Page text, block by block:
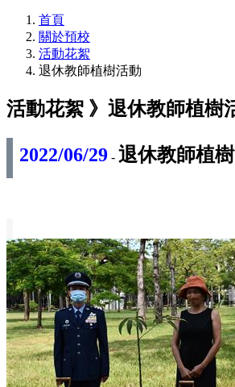
首頁
關於預校
活動花絮
退休教師植樹活動
活動花絮 》 退休教師植樹
2022/06/29 - 退休教師植